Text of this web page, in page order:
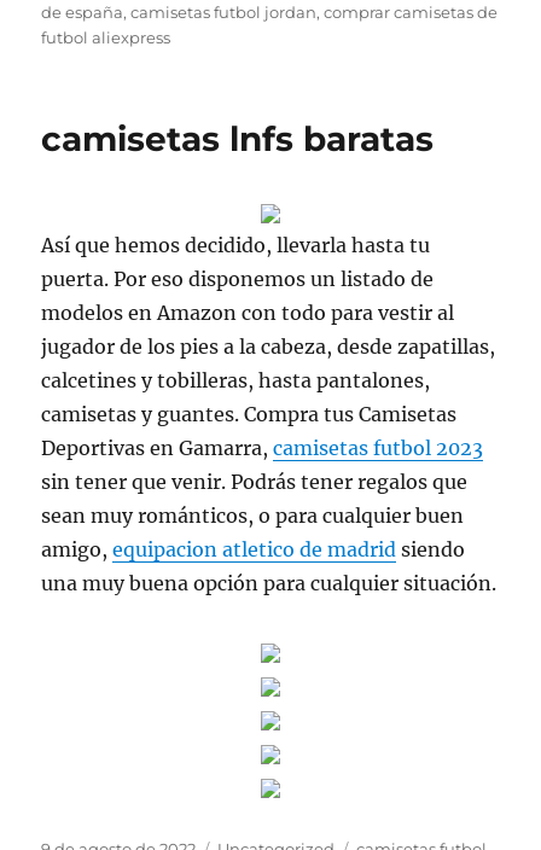
el
de españa,camisetas futbol jordan,comprar camisetas de
futbol aliexpress
camisetas lnfs baratas
Así que hemos decidido, llevarla hasta tu
puerta. Por eso disponemos un listado de
modelos en Amazon con todo para vestir al
jugador de los pies a la cabeza, desde zapatillas,
calcetines y tobilleras, hasta pantalones,
camisetas y guantes. Compra tus Camisetas
Deportivas en Gamarra,camisetas futbol 2023
sin tener que venir. Podrás tener regalos que
sean muy románticos, o para cualquier buen
amigo,equipacion atletico de madrid siendo
una muy buena opción para cualquier situación.